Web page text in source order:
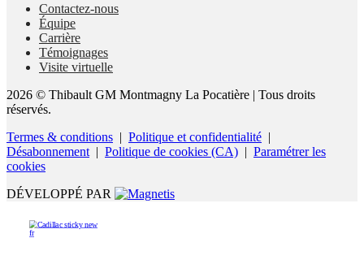
Contactez-nous
Équipe
Carrière
Témoignages
Visite virtuelle
2026 © Thibault GM Montmagny La Pocatière | Tous droits
réservés.
Termes & conditions | Politique et confidentialité |
Désabonnement | Politique de cookies (CA) | Paramétrer les
cookies
DÉVELOPPÉ PAR